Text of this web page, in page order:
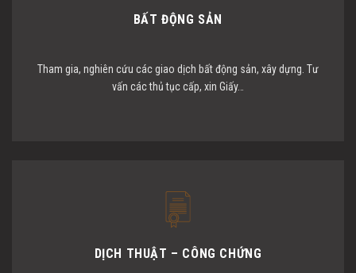
BẤT ĐỘNG SẢN
Tham gia, nghiên cứu các giao dịch bất động sản, xây dựng. Tư
vấn các thủ tục cấp, xin Giấy…
DỊCH THUẬT – CÔNG CHỨNG